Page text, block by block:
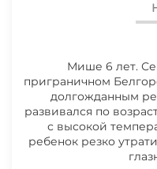
Мише 6 лет.
приграничном
долгожданным
развивался по
с высокой
ребенок резко
03.08.2026
МИХАИЛА
27.07.2026
МИХАИЛА